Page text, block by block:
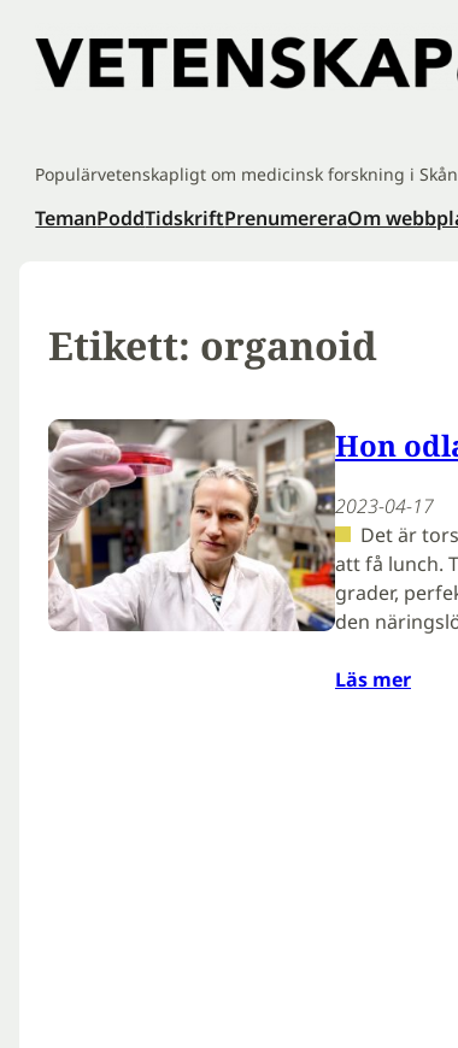
innehåll
Populärvetenskapligt om medicinsk forskning i
TemanPoddTidskriftPrenumereraOm
Etikett: organoid
Hon
2023-04-17
Det är
att få lunch.
grader,
den
Läs mer